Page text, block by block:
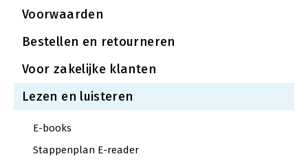
Voorwaarden
Bestellen en retourneren
Voor zakelijke klanten
Lezen en luisteren
E-books
Stappenplan E-reader